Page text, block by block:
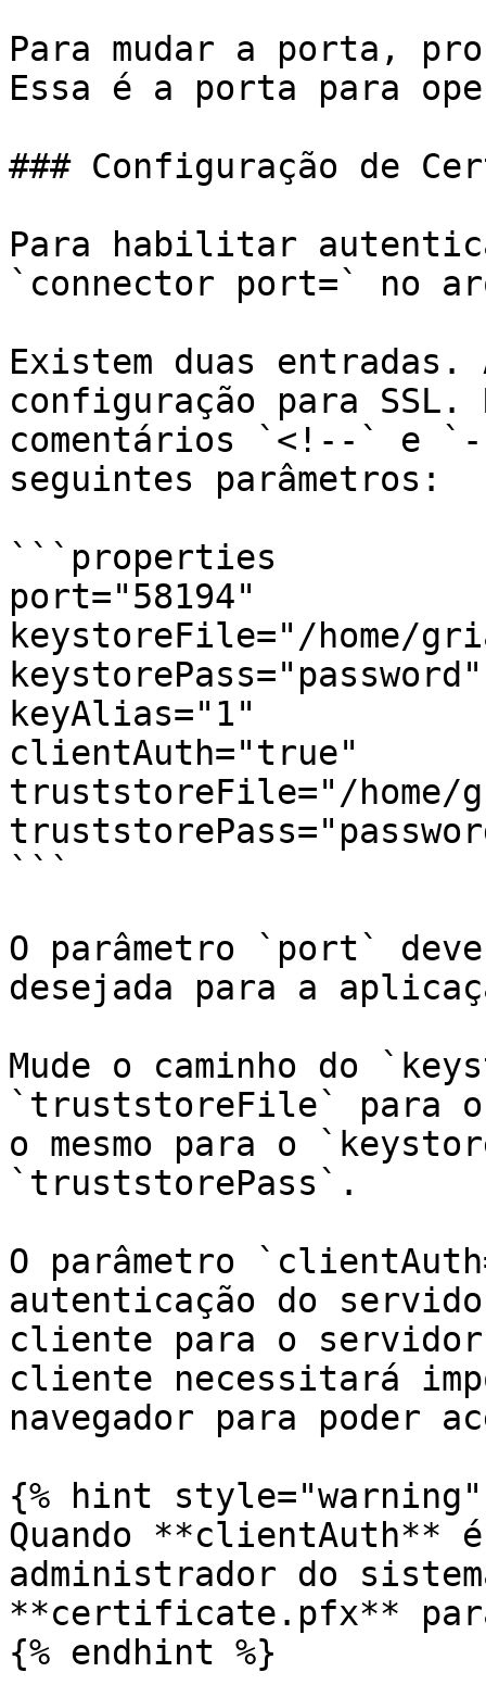
Para mudar a porta,
Essa é a porta para
### Configuração de
Para habilitar
`connector port=` no
Existem duas entradas.
configuração para SSL.
comentários `<!--` e
seguintes parâmetros:
```properties
port="58194"
keystoreFile="/home/
keystorePass="password"
keyAlias="1"
clientAuth="true"
truststoreFile="/home/
```
O parâmetro `port`
desejada para a
Mude o caminho do
`truststoreFile` para
o mesmo para o
`truststorePass`.
O parâmetro
autenticação do
cliente para o
cliente necessitará
navegador para poder
{% hint style="warning"
Quando **clientAuth**
administrador do
**certificate.pfx**
{% endhint %}